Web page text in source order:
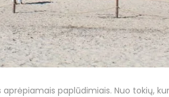
paplūdimiais. Nuo tokių,